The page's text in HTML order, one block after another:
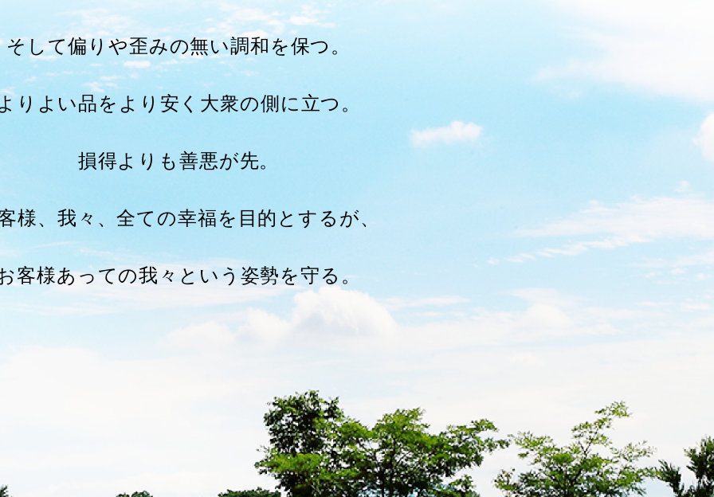
そして偏りや歪みの無い調和を保つ。
りよい品をより安く 大衆の側に立つ。
損得よりも善悪が先。
様、我々、全ての幸福を 目的とするが、
客様あっての我々という姿勢を守る。